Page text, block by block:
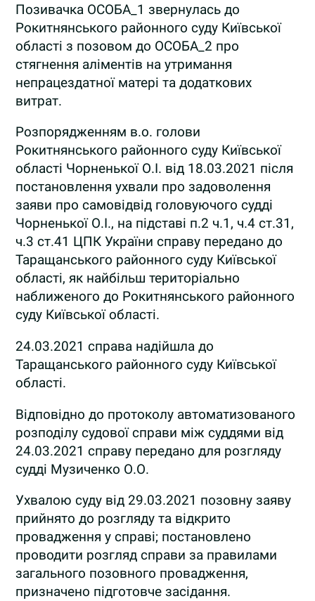
Позивачка ОСОБА_1 звернулась до
Рокитнянського районного суду Київської
області з позовом до ОСОБА_2 про
стягнення аліментів на утримання
непрацездатної матері та додаткових
витрат.
Розпорядженням в.о. голови
Рокитнянського районного суду Київської
області Чорненької О.І. від 18.03.2021 після
постановлення ухвали про задоволення
заяви про самовідвід головуючого судді
Чорненької О.І., на підставі п.2 ч.1, ч.4 ст.31,
ч.3 ст.41 ЦПК України справу передано до
Таращанського районного суду Київської
області, як найбільш територіально
наближеного до Рокитнянського районного
суду Київської області.
24.03.2021 справа надійшла до
Таращанського районного суду Київської
області.
Відповідно до протоколу автоматизованого
розподілу судової справи між суддями від
24.03.2021 справу передано для розгляду
судді Музиченко О.О.
Ухвалою суду від 29.03.2021 позовну заяву
прийнято до розгляду та відкрито
провадження у справі; постановлено
проводити розгляд справи за правилами
загального позовного провадження,
призначено підготовче засідання.